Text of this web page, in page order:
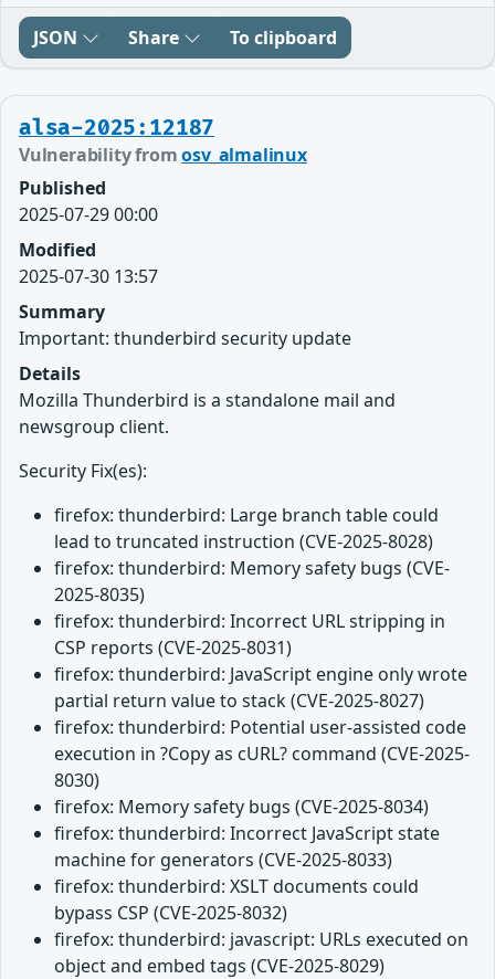
JSON Share To clipboard
alsa-2025:12187
Vulnerability fromosv_almalinux
Published
2025-07-29 00:00
Modified
2025-07-30 13:57
Summary
Important: thunderbird security update
Details
Mozilla Thunderbird is a standalone mail and
newsgroup client.
Security Fix(es):
firefox: thunderbird: Large branch table could
lead to truncated instruction (CVE-2025-8028)
firefox: thunderbird: Memory safety bugs (CVE-
2025-8035)
firefox: thunderbird: Incorrect URL stripping in
CSP reports (CVE-2025-8031)
firefox: thunderbird: JavaScript engine only wrote
partial return value to stack (CVE-2025-8027)
firefox: thunderbird: Potential user-assisted code
execution in ?Copy as cURL? command (CVE-2025-
8030)
firefox: Memory safety bugs (CVE-2025-8034)
firefox: thunderbird: Incorrect JavaScript state
machine for generators (CVE-2025-8033)
firefox: thunderbird: XSLT documents could
bypass CSP (CVE-2025-8032)
firefox: thunderbird: javascript: URLs executed on
object and embed tags (CVE-2025-8029)